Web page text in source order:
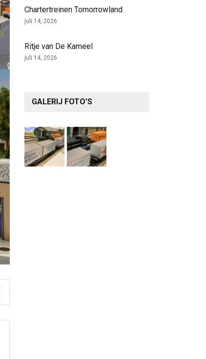
Chartertreinen Tomorrowland
juli 14, 2026
Ritje van De Kameel
juli 14, 2026
GALERIJ FOTO’S